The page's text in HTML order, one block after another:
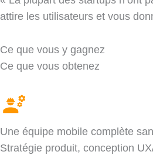
attire les utilisateurs et vous
Ce que vous y gagnez
Ce que vous obtenez
Une équipe mobile complète
Stratégie produit, conception